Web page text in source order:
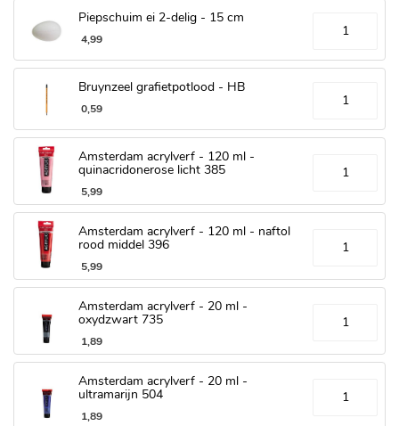
Piepschuim ei 2-delig - 15 cm
4,99
Bruynzeel grafietpotlood - HB
0,59
Amsterdam acrylverf - 120 ml -
quinacridonerose licht 385
5,99
Amsterdam acrylverf - 120 ml - naftol
rood middel 396
5,99
Amsterdam acrylverf - 20 ml -
oxydzwart 735
1,89
Amsterdam acrylverf - 20 ml -
ultramarijn 504
1,89